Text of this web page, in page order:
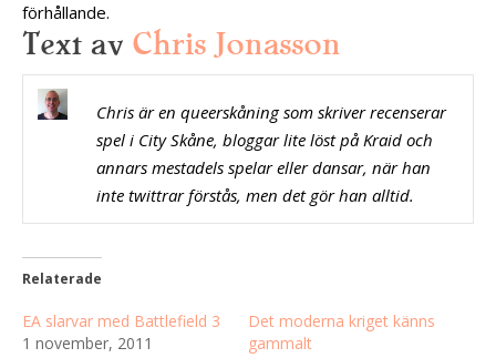
förhållande.
Text av Chris Jonasson
Chris är en queerskåning som skriver recenserar
spel i City Skåne, bloggar lite löst på Kraid och
annars mestadels spelar eller dansar, när han
inte twittrar förstås, men det gör han alltid.
Relaterade
EA slarvar med Battlefield 3
1 november, 2011
Det moderna kriget känns
gammalt